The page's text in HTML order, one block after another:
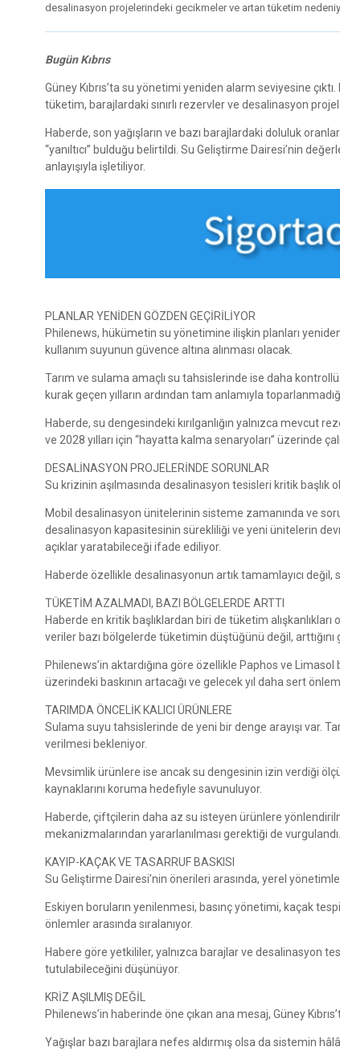
desalinasyon projelerindeki gecikmeler ve artan tüketim
Bugün Kıbrıs
Güney Kıbrıs’ta su yönetimi yeniden alarm seviyesine
tüketim, barajlardaki sınırlı rezervler ve desalinasyon
Haberde, son yağışların ve bazı barajlardaki doluluk
“yanıltıcı” bulduğu belirtildi. Su Geliştirme Dairesi’nin
anlayışıyla işletiliyor.
PLANLAR YENİDEN GÖZDEN GEÇİRİLİYOR
Philenews, hükümetin su yönetimine ilişkin planları
kullanım suyunun güvence altına alınması olacak.
Tarım ve sulama amaçlı su tahsislerinde ise daha
kurak geçen yılların ardından tam anlamıyla
Haberde, su dengesindeki kırılganlığın yalnızca mevcut
ve 2028 yılları için “hayatta kalma senaryoları” üzerinde
DESALİNASYON PROJELERİNDE SORUNLAR
Su krizinin aşılmasında desalinasyon tesisleri kritik başlık
Mobil desalinasyon ünitelerinin sisteme zamanında ve
desalinasyon kapasitesinin sürekliliği ve yeni ünitelerin
açıklar yaratabileceği ifade ediliyor.
Haberde özellikle desalinasyonun artık tamamlayıcı
TÜKETİM AZALMADI, BAZI BÖLGELERDE ARTTI
Haberde en kritik başlıklardan biri de tüketim
veriler bazı bölgelerde tüketimin düştüğünü değil, arttığını
Philenews’in aktardığına göre özellikle Paphos ve
üzerindeki baskının artacağı ve gelecek yıl daha sert
TARIMDA ÖNCELİK KALICI ÜRÜNLERE
Sulama suyu tahsislerinde de yeni bir denge arayışı var.
verilmesi bekleniyor.
Mevsimlik ürünlere ise ancak su dengesinin izin verdiği
kaynaklarını koruma hedefiyle savunuluyor.
Haberde, çiftçilerin daha az su isteyen ürünlere
mekanizmalarından yararlanılması gerektiği de vurgulandı.
KAYIP-KAÇAK VE TASARRUF BASKISI
Su Geliştirme Dairesi’nin önerileri arasında, yerel
Eskiyen boruların yenilenmesi, basınç yönetimi, kaçak
önlemler arasında sıralanıyor.
Habere göre yetkililer, yalnızca barajlar ve desalinasyon
tutulabileceğini düşünüyor.
KRİZ AŞILMIŞ DEĞİL
Philenews’in haberinde öne çıkan ana mesaj, Güney
Yağışlar bazı barajlara nefes aldırmış olsa da sistemin